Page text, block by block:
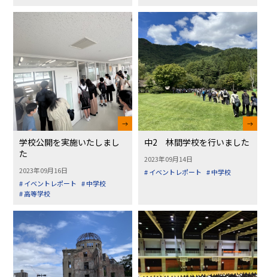
学校公開を実施いたしまし
た
2023年09月16日
# イベントレポート # 中学校
# 高等学校
中2 林間学校を行いました
2023年09月14日
# イベントレポート # 中学校